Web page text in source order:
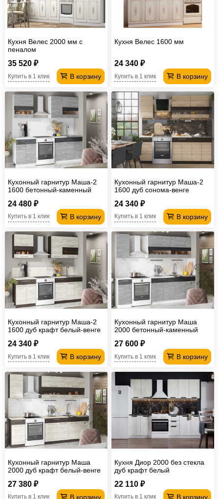
Кухня Велес 2000 мм с
пеналом
35 520 ₽
В корзину
Купить в 1 клик
Кухня Велес 1600 мм
24 340 ₽
В корзину
Купить в 1 клик
Кухонный гарнитур Маша-2
1600 бетонный-каменный
24 480 ₽
В корзину
Купить в 1 клик
Кухонный гарнитур Маша-2
1600 дуб сонома-венге
24 340 ₽
В корзину
Купить в 1 клик
Кухонный гарнитур Маша-2
1600 дуб крафт белый-венге
24 340 ₽
В корзину
Купить в 1 клик
Кухонный гарнитур Маша
2000 бетонный-каменный
27 600 ₽
В корзину
Купить в 1 клик
Кухонный гарнитур Маша
2000 дуб крафт белый-венге
27 380 ₽
В корзину
Купить в 1 клик
Кухня Диор 2000 без стекла
дуб крафт белый
22 110 ₽
В корзину
Купить в 1 клик